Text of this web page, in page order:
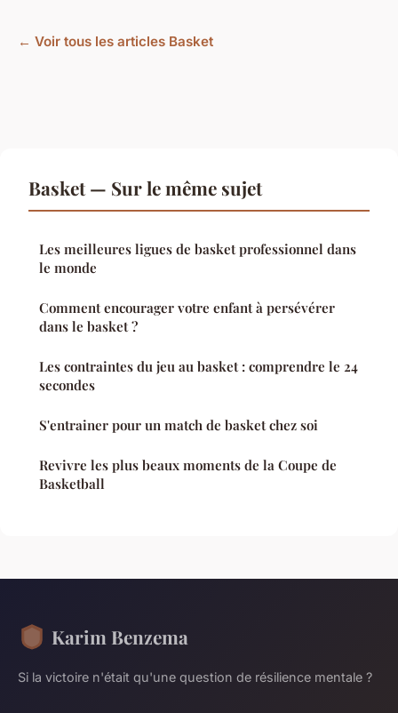
← Voir tous les articles Basket
Basket — Sur le même sujet
Les meilleures ligues de basket professionnel dans
le monde
Comment encourager votre enfant à persévérer
dans le basket ?
Les contraintes du jeu au basket : comprendre le 24
secondes
S'entrainer pour un match de basket chez soi
Revivre les plus beaux moments de la Coupe de
Basketball
Karim Benzema
Si la victoire n'était qu'une question de résilience mentale ?